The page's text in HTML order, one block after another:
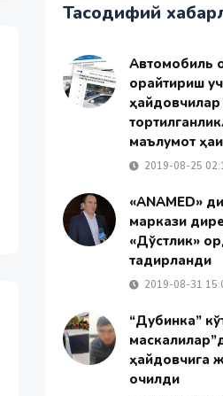
Тасодифий
Автомобиль
қорайтириш
маълумот
2019-08-25
«АNAMED»
маркази
«Дўстлик»
тақдирланди
2019-08-31
“Дубинка”
ҳайдовчига
очилди